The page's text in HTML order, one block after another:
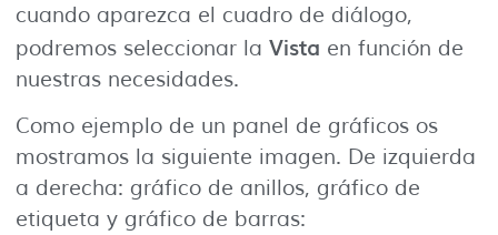
cuando aparezca el cuadro de diálogo,
podremos seleccionar la Vista en función de
nuestras necesidades.
Como ejemplo de un panel de gráficos os
mostramos la siguiente imagen. De izquierda
a derecha: gráfico de anillos, gráfico de
etiqueta y gráfico de barras: